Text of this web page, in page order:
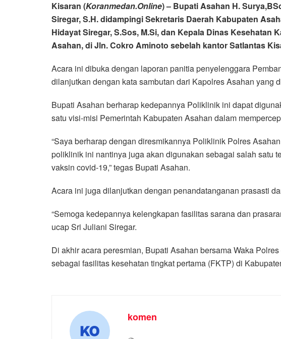
Kisaran (Koranmedan.Online) – Bupati Asahan H.
Siregar, S.H. didampingi Sekretaris Daerah Kabupaten
Hidayat Siregar, S.Sos, M.Si, dan Kepala Dinas
Asahan, di Jln. Cokro Aminoto sebelah kantor Satlantas
Acara ini dibuka dengan laporan panitia penyelenggara
dilanjutkan dengan kata sambutan dari Kapolres Asahan yang
Bupati Asahan berharap kedepannya Poliklinik ini dapat
satu visi-misi Pemerintah Kabupaten Asahan dalam
“Saya berharap dengan diresmikannya Poliklinik Polres
poliklinik ini nantinya juga akan digunakan sebagai salah satu
vaksin covid-19,” tegas Bupati Asahan.
Acara ini juga dilanjutkan dengan penandatanganan prasasti
“Semoga kedepannya kelengkapan fasilitas sarana dan
ucap Sri Juliani Siregar.
Di akhir acara peresmian, Bupati Asahan bersama Waka
sebagai fasilitas kesehatan tingkat pertama (FKTP) di
komen